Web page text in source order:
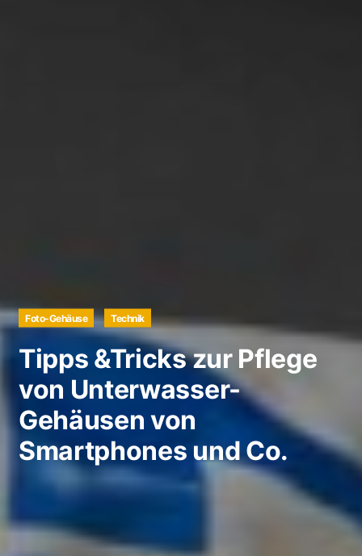
Foto-Gehäuse Technik
Tipps &Tricks zur Pflege
von Unterwasser-
Gehäusen von
Smartphones und Co.